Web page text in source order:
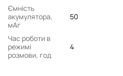
Ємність
акумулятора,
мАг
50
Час роботи в
режимі
розмови, год
4